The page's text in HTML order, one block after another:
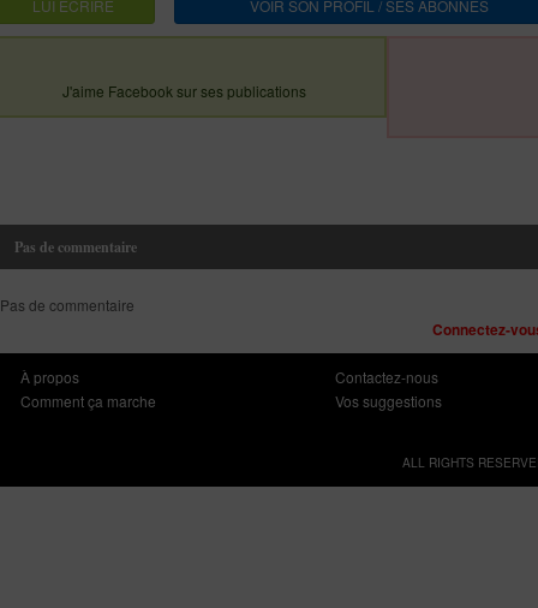
LUI ECRIRE VOIR SON PROFIL / SES ABONNES
J'aime Facebook sur ses publications
Pas de commentaire
Pas de commentaire
Connectez-
À propos
Comment ça marche
Contactez-nous
Vos suggestions
ALL RIGHTS